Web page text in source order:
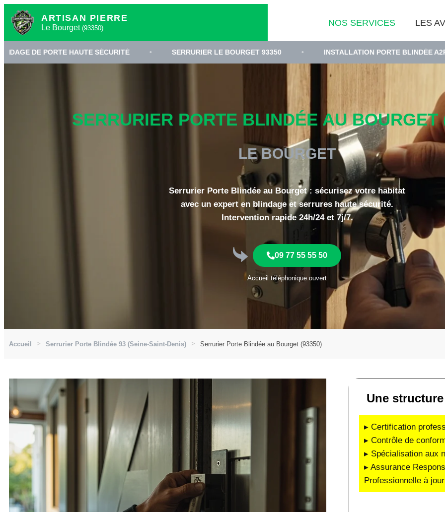
ARTISAN PIERRE
Le Bourget (93350)
NOS SERVICES LES
HAUTE SÉCURITÉ • SERRURIER LE BOURGET 93350 • INSTALLATION PORTE BLINDÉE A2P SEINE-
SERRURIER PORTE BLINDÉE AU BOURGET
LE BOURGET
Serrurier Porte Blindée au Bourget : sécurisez votre habitat
avec un expert en blindage et serrures haute sécurité.
Intervention rapide 24h/24 et 7j/7.
09 77 55 55 50
Accueil téléphonique ouvert
Accueil Serrurier Porte Blindée 93 (Seine-Saint-Denis) Serrurier Porte Blindée au Bourget (93350)
Une
▸ Certification
▸ Contrôle de
▸ Spécialisation aux
▸ Assurance
Professionnelle à jour